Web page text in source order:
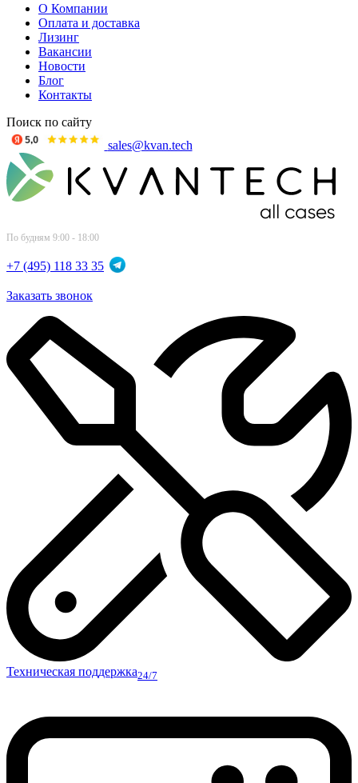
О Компании
Оплата и доставка
Лизинг
Вакансии
Новости
Блог
Контакты
Поиск по сайту
sales@kvan.tech
По будням 9:00 - 18:00
+7 (495) 118 33 35
Заказать звонок
Техническая поддержка24/7